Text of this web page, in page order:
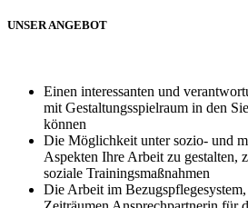
UNSER ANGEBOT
Einen interessanten und
mit Gestaltungsspielraum in den
können
Die Möglichkeit unter sozio- und
Aspekten Ihre Arbeit zu gestalten,
soziale Trainingsmaßnahmen
Die Arbeit im